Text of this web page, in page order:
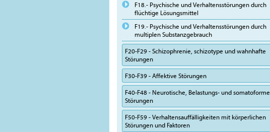
F18.- Psychische und Verhaltensstörungen durch
flüchtige Lösungsmittel
F19.- Psychische und Verhaltensstörungen durch
multiplen Substanzgebrauch
F20-F29 - Schizophrenie, schizotype und wahnhafte
Störungen
F30-F39 - Affektive Störungen
F40-F48 - Neurotische, Belastungs- und somatoforme
Störungen
F50-F59 - Verhaltensauffälligkeiten mit körperlichen
Störungen und Faktoren